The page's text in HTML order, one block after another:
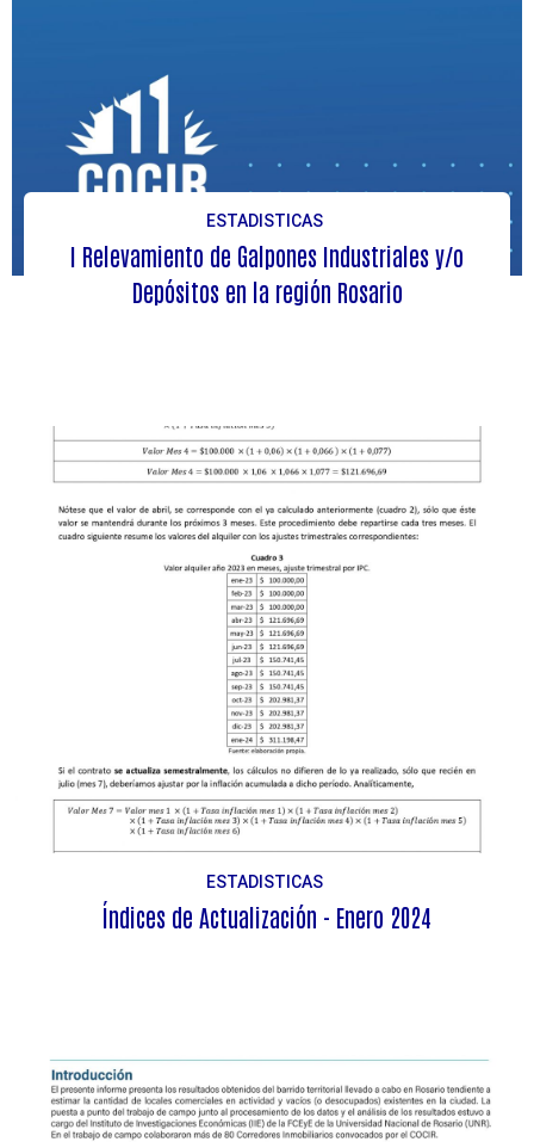
ESTADISTICAS
I Relevamiento de Galpones Industriales y/o
Depósitos en la región Rosario
ESTADISTICAS
Índices de Actualización - Enero 2024